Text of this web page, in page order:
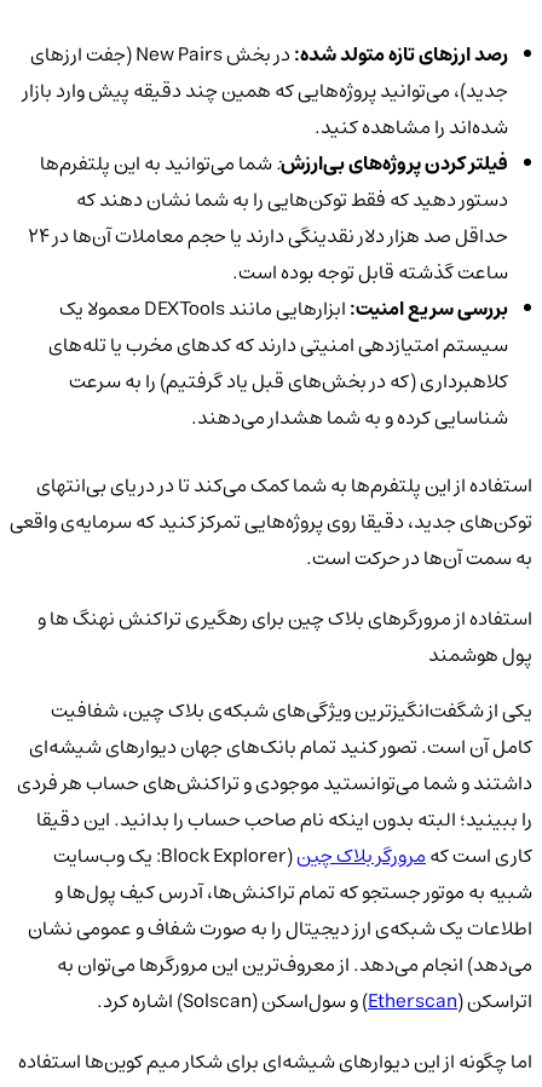
رصد ارزهای تازه متولد شده:
در بخش New Pairs (جفت ارزهای
جدید)، می‌توانید پروژه‌هایی که همین چند دقیقه پیش وارد بازار
شده‌اند را مشاهده کنید.
فیلتر کردن پروژه‌های بی‌ارزش:شما می‌توانید به این پلتفرم‌ها
دستور دهید که فقط توکن‌هایی را به شما نشان دهند که
حداقل صد هزار دلار نقدینگی دارند یا حجم معاملات آن‌ها در ۲۴
ساعت گذشته قابل توجه بوده است.
بررسی سریع امنیت:
ابزارهایی مانند DEXTools معمولا یک
سیستم امتیازدهی امنیتی دارند که کدهای مخرب یا تله‌های
کلاهبرداری (که در بخش‌های قبل یاد گرفتیم) را به سرعت
شناسایی کرده و به شما هشدار می‌دهند.
استفاده از این پلتفرم‌ها به شما کمک می‌کند تا در دریای بی‌انتهای
توکن‌های جدید، دقیقا روی پروژه‌هایی تمرکز کنید که سرمایه‌ی واقعی
به سمت آن‌ها در حرکت است.
استفاده از مرورگرهای بلاک چین برای رهگیری تراکنش نهنگ ها و
پول هوشمند
یکی از شگفت‌انگیزترین ویژگی‌های شبکه‌ی بلاک چین، شفافیت
کامل آن است. تصور کنید تمام بانک‌های جهان دیوارهای شیشه‌ای
داشتند و شما می‌توانستید موجودی و تراکنش‌های حساب هر فردی
را ببینید؛ البته بدون اینکه نام صاحب حساب را بدانید. این دقیقا
کاری است کهمرورگر بلاک چین
(Block Explorer: یک وب‌سایت
شبیه به موتور جستجو که تمام تراکنش‌ها، آدرس کیف پول‌ها و
اطلاعات یک شبکه‌ی ارز دیجیتال را به صورت شفاف و عمومی نشان
می‌دهد) انجام می‌دهد. از معروف‌ترین این مرورگرها می‌توان به
اتراسکن (Etherscan) و سول‌اسکن (Solscan) اشاره کرد.
اما چگونه از این دیوارهای شیشه‌ای برای شکار میم کوین‌ها استفاده